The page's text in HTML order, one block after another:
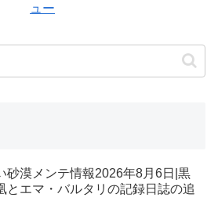
ュー
砂漠メンテ情報2026年8月6日|黒
とエマ・バルタリの記録日誌の追